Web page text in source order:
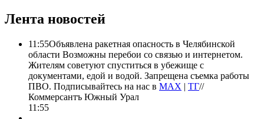
Лента новостей
11:55Объявлена ракетная опасность в Челябинской
области Возможны перебои со связью и интернетом.
Жителям советуют спуститься в убежище с
документами, едой и водой. Запрещена съемка работы
ПВО. Подписывайтесь на нас в MAХ | ТГ//
Коммерсантъ Южный Урал
11:55